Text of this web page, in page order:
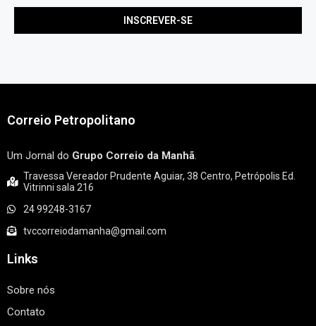
Correio Petropolitano
Um Jornal do Grupo Correio da Manhã.
Travessa Vereador Prudente Aguiar, 38 Centro, Petrópolis Ed.
Vitrinni sala 216
24 99248-3167
tvccorreiodamanha@gmail.com
Links
Sobre nós
Contato